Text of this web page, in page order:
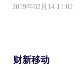
2019年02月14 11:02
财新移动